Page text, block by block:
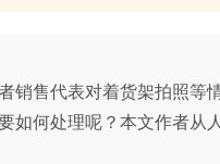
销售代表对着货架拍照等
如何处理呢？本文作者从